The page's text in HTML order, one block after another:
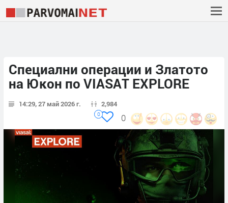
Специални операции и Златото
на Юкон по VIASAT EXPLORE
14:29, 27 май 2026 г. 2,984
0
0